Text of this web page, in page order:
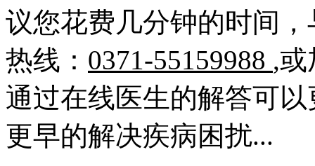
议您花费几分钟的时间，
热线： 0371-55159988 ,或
通过在线医生的解答可
更早的解决疾病困扰...